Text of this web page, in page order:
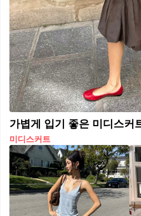
미디스커트